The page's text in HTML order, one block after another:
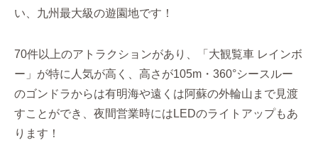
い、九州最大級の遊園地です！
70件以上のアトラクションがあり、「大観覧車 レインボ
ー」が特に人気が高く、高さが105m・360°シースルー
のゴンドラからは有明海や遠くは阿蘇の外輪山まで見渡
すことができ、夜間営業時にはLEDのライトアップもあ
ります！